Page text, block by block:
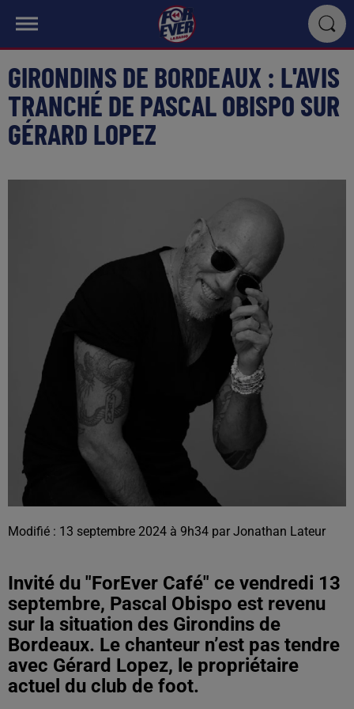
GIRONDINS DE BORDEAUX : L'AVIS
TRANCHÉ DE PASCAL OBISPO SUR
GÉRARD LOPEZ
Modifié : 13 septembre 2024 à 9h34 par Jonathan Lateur
Invité du "ForEver Café" ce vendredi 13
septembre, Pascal Obispo est revenu
sur la situation des Girondins de
Bordeaux. Le chanteur n’est pas tendre
avec Gérard Lopez, le propriétaire
actuel du club de foot.